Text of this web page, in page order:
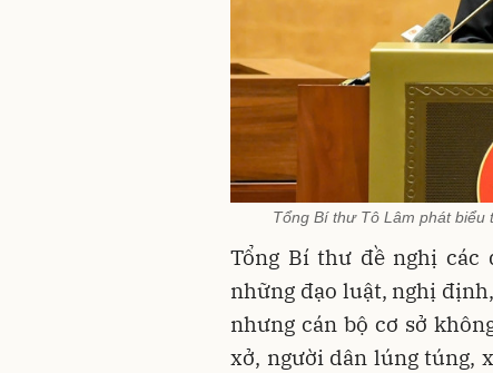
Tổng Bí thư Tô Lâm phát biểu
Tổng Bí thư đề nghị
những đạo luật, nghị
nhưng cán bộ cơ sở
xở, người dân lúng túng,